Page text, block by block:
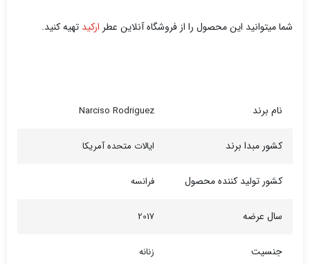
شما میتوانید این محصول را از فروشگاه آنلاین عطر ارکید تهیه کنید.
نام برند Narciso Rodriguez
کشور مبدا برند ایالات متحده آمریکا
کشور تولید کننده محصول فرانسه
سال عرضه 2017
جنسیت زنانه